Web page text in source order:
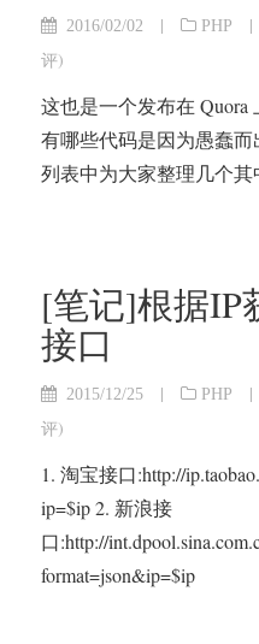
2016/02/02 | PHP |
评)
这也是一个发布在 Quora
有哪些代码是因为愚蠢
列表中为大家整理几个其
[笔记]根据IP
接口
2015/12/25 | PHP |
评)
1. 淘宝接口:http://
ip=$ip 2. 新浪接
口:http://
format=json&ip=$ip